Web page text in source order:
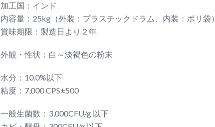
加工国：インド
内容量：25kg（外装：プラスチックドラム、内装：ポリ袋）
賞味期限：製造日より２年
外観・性状：白～淡褐色の粉末
水分：10.0%以下
粘度：7,000 CPS±500
一般生菌数：3,000CFU/g 以下